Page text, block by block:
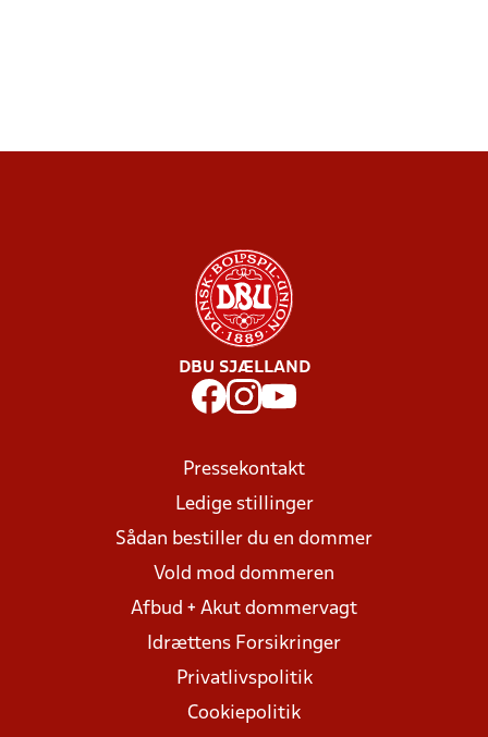
DBU SJÆLLAND
Pressekontakt
Ledige stillinger
Sådan bestiller du en dommer
Vold mod dommeren
Afbud + Akut dommervagt
Idrættens Forsikringer
Privatlivspolitik
Cookiepolitik